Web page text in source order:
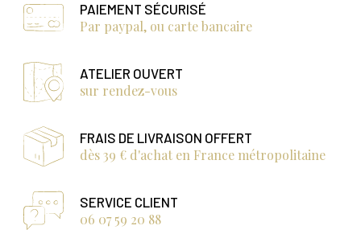
PAIEMENT SÉCURISÉ
Par paypal, ou carte bancaire
ATELIER OUVERT
sur rendez-vous
FRAIS DE LIVRAISON OFFERT
dès 39 € d'achat en France métropolitaine
SERVICE CLIENT
06 07 59 20 88